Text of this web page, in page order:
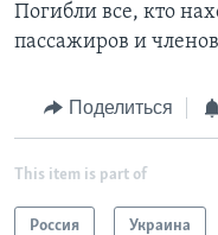
Погибли все, кто
пассажиров и
Поделиться
This item is part of
Россия Украина